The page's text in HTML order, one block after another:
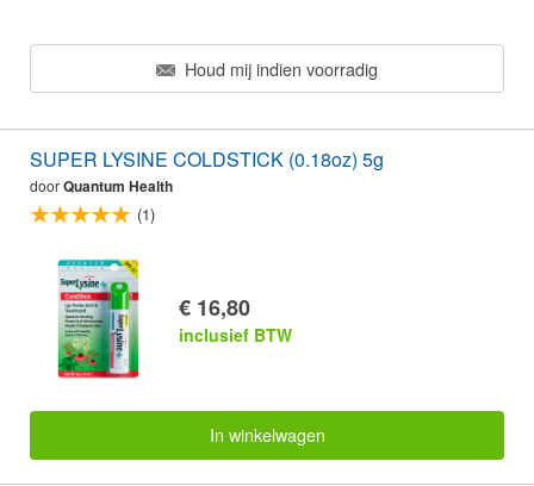
Houd mij indien voorradig
SUPER LYSINE COLDSTICK (0.18oz) 5g
doorQuantum Health
(1)
€ 16,80
inclusief BTW
In winkelwagen